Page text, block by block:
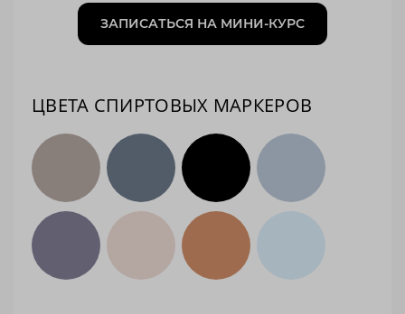
ЗАПИСАТЬСЯ НА МИНИ-КУРС
ЦВЕТА СПИРТОВЫХ МАРКЕРОВ